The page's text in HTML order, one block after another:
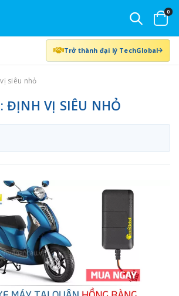
0
Trở thành đại lý TechGlobal
siêu nhỏ
ĐỊNH VỊ SIÊU NHỎ